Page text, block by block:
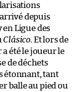
depuis
Ligue des
Clásico. Et lors de
été le joueur le
de déchets
étonnant, tant
balle au pied ou